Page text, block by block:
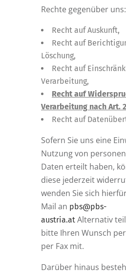
Rechte gegenüber uns:
Recht auf Auskunft,
Recht auf
Löschung,
Recht auf
Verarbeitung,
Recht auf
Verarbeitung nach Art.
Recht auf
Sofern Sie uns eine
Nutzung von
Daten erteilt haben,
diese jederzeit
wenden Sie sich
Mail an pbs@pbs-
austria.at Alternativ
bitte Ihren Wunsch
per Fax mit.
Darüber hinaus